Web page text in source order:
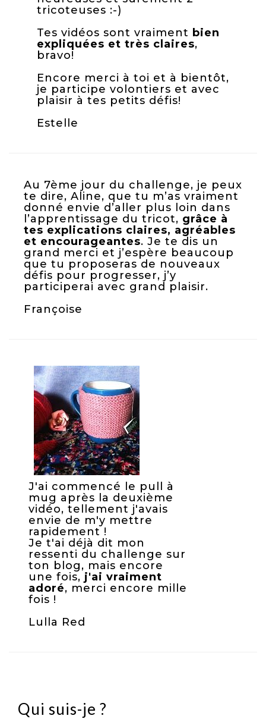
tricoteuses :-)
Tes vidéos sont vraiment bien
expliquées et très claires,
bravo!
Encore merci à toi et à bientôt,
je participe volontiers et avec
plaisir à tes petits défis!
Estelle
Au 7ème jour du challenge, je peux
te dire, Aline, que tu m’as vraiment
donné envie d’aller plus loin dans
l’apprentissage du tricot, grâce à
tes explications claires, agréables
et encourageantes. Je te dis un
grand merci et j’espère beaucoup
que tu proposeras de nouveaux
défis pour progresser, j’y
participerai avec grand plaisir.
Françoise
J'ai commencé le pull à
mug après la deuxième
vidéo, tellement j'avais
envie de m'y mettre
rapidement !
Je t'ai déjà dit mon
ressenti du challenge sur
ton blog, mais encore
une fois, j'ai vraiment
adoré, merci encore mille
fois !
Lulla Red
Qui suis-je ?